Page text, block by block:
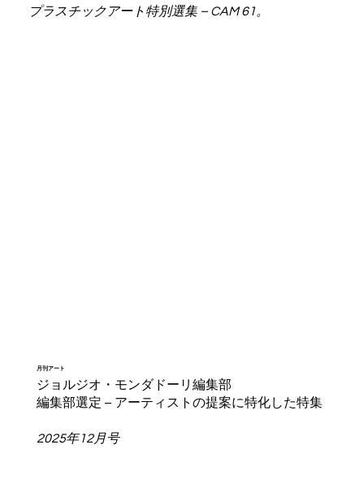
プラスチックアート特別選集 – CAM 61。
月刊アート
ジョルジオ・モンダドーリ編集部
編集部選定 – アーティストの提案に特化した特集
2025年12月号